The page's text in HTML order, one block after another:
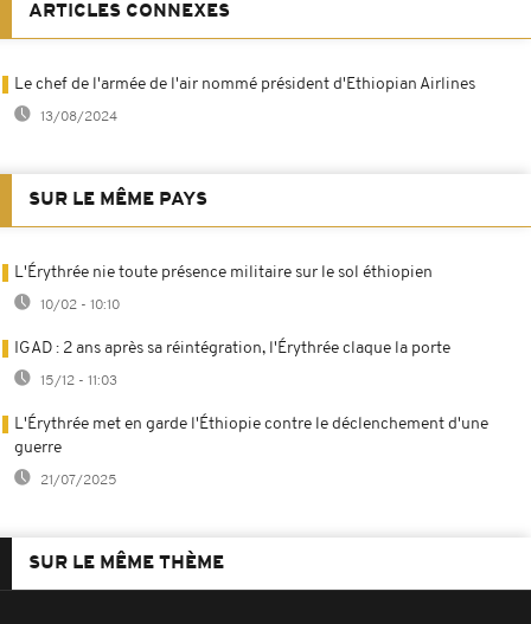
ARTICLES CONNEXES
Le chef de l'armée de l'air nommé président d'Ethiopian Airlines
13/08/2024
SUR LE MÊME PAYS
L'Érythrée nie toute présence militaire sur le sol éthiopien
10/02 - 10:10
IGAD : 2 ans après sa réintégration, l'Érythrée claque la porte
15/12 - 11:03
L'Érythrée met en garde l'Éthiopie contre le déclenchement d'une
guerre
21/07/2025
SUR LE MÊME THÈME